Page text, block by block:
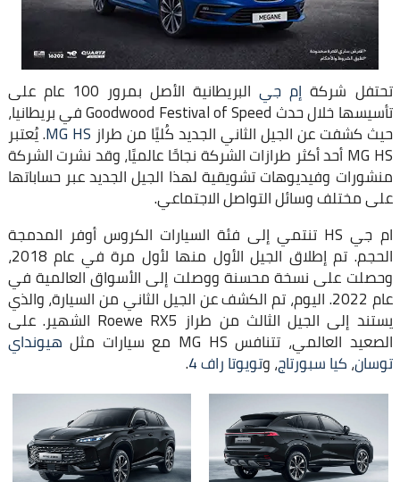
تحتفل شركة إم جي البريطانية الأصل بمرور 100 عام على
تأسيسها خلال حدث Goodwood Festival of Speed في بريطانيا،
حيث كشفت عن الجيل الثاني الجديد كُليًا من طراز MG HS. يُعتبر
MG HS أحد أكثر طرازات الشركة نجاحًا عالميًا، وقد نشرت الشركة
منشورات وفيديوهات تشويقية لهذا الجيل الجديد عبر حساباتها
على مختلف وسائل التواصل الاجتماعي.
ام جي HS تنتمي إلى فئة السيارات الكروس أوفر المدمجة
الحجم. تم إطلاق الجيل الأول منها لأول مرة في عام 2018،
وحصلت على نسخة محسنة ووصلت إلى الأسواق العالمية في
عام 2022. اليوم، تم الكشف عن الجيل الثاني من السيارة، والذي
يستند إلى الجيل الثالث من طراز Roewe RX5 الشهير. على
الصعيد العالمي، تتنافس MG HS مع سيارات مثل هيونداي
توسان،كيا سبورتاج، وتويوتا راف 4 .